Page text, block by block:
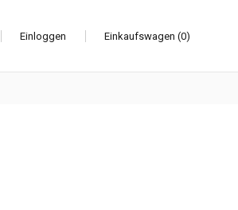
Einloggen Einkaufswagen (0)